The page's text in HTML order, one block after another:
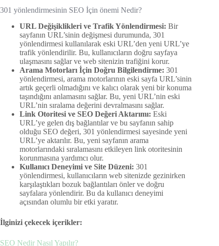
301 yönlendirmesinin SEO İçin önemi Nedir?
URL Değişiklikleri ve Trafik Yönlendirmesi: Bir
sayfanın URL’sinin değişmesi durumunda, 301
yönlendirmesi kullanılarak eski URL’den yeni URL’ye
trafik yönlendirilir. Bu, kullanıcıların doğru sayfaya
ulaşmasını sağlar ve web sitenizin trafiğini korur.
Arama Motorları İçin Doğru Bilgilendirme: 301
yönlendirmesi, arama motorlarının eski sayfa URL’sinin
artık geçerli olmadığını ve kalıcı olarak yeni bir konuma
taşındığını anlamasını sağlar. Bu, yeni URL’nin eski
URL’nin sıralama değerini devralmasını sağlar.
Link Otoritesi ve SEO Değeri Aktarımı: Eski
URL’ye gelen dış bağlantılar ve bu sayfanın sahip
olduğu SEO değeri, 301 yönlendirmesi sayesinde yeni
URL’ye aktarılır. Bu, yeni sayfanın arama
motorlarındaki sıralamasını etkileyen link otoritesinin
korunmasına yardımcı olur.
Kullanıcı Deneyimi ve Site Düzeni: 301
yönlendirmesi, kullanıcıların web sitenizde gezinirken
karşılaştıkları bozuk bağlantıları önler ve doğru
sayfalara yönlendirir. Bu da kullanıcı deneyimi
açısından olumlu bir etki yaratır.
İlginizi çekecek içerikler:
SEO Nedir Nasıl Yapılır?